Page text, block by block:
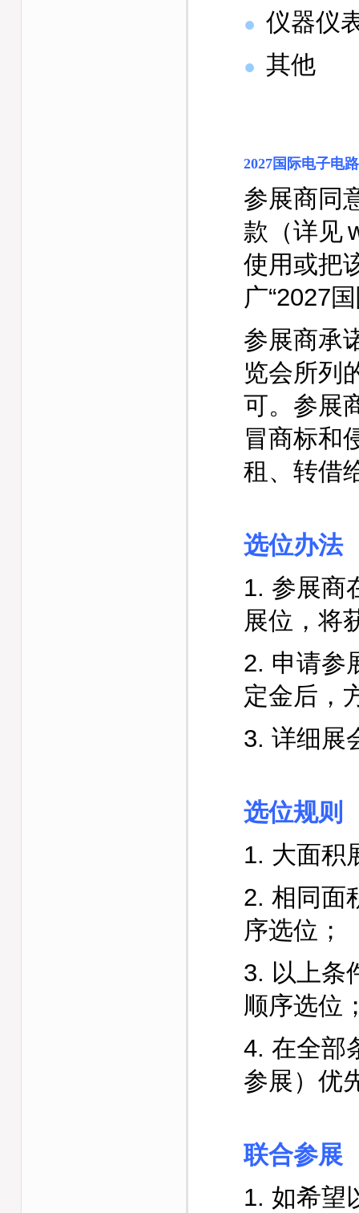
● 仪器仪
● 其他
2027国际电子电
参展商同
款（详见
使用或把
广“2027
参展商承
览会所列
可。参展
冒商标和
租、转借
选位办法
1. 参展商
展位，将
2. 申请参
定金后，
3. 详细展
选位规则
1. 大面积
2. 相同面
序选位；
3. 以上条
顺序选位
4. 在全部
参展）优
联合参展
1. 如希望